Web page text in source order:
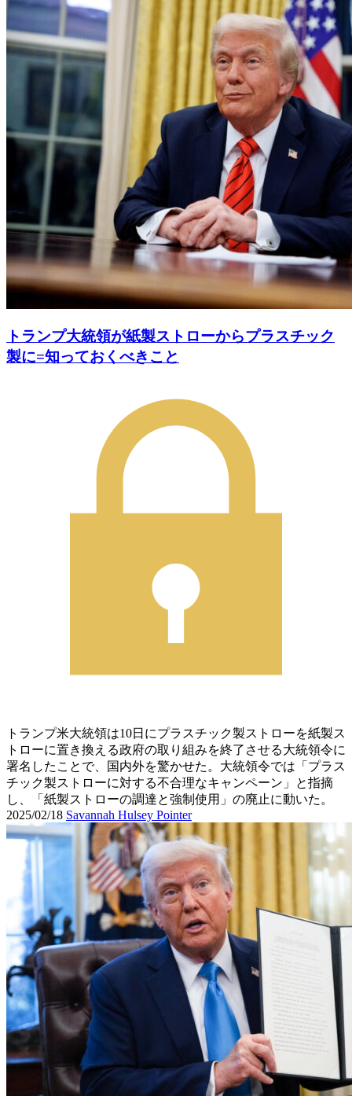
トランプ大統領が紙製ストローからプラスチック
製に=知っておくべきこと
トランプ米大統領は10日にプラスチック製ストローを紙製ス
トローに置き換える政府の取り組みを終了させる大統領令に
署名したことで、国内外を驚かせた。大統領令では「プラス
チック製ストローに対する不合理なキャンペーン」と指摘
し、「紙製ストローの調達と強制使用」の廃止に動いた。
2025/02/18 Savannah Hulsey Pointer